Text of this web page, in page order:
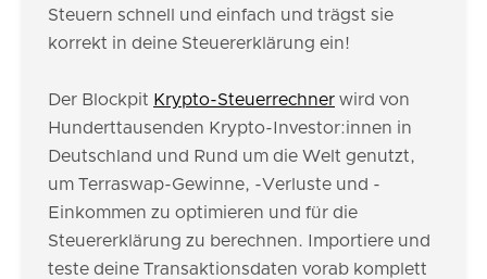
Steuern schnell und einfach und trägst sie
korrekt in deine Steuererklärung ein!
Der Blockpit Krypto-Steuerrechner wird von
Hunderttausenden Krypto-Investor:innen in
Deutschland und Rund um die Welt genutzt,
um Terraswap-Gewinne, -Verluste und -
Einkommen zu optimieren und für die
Steuererklärung zu berechnen. Importiere und
teste deine Transaktionsdaten vorab komplett